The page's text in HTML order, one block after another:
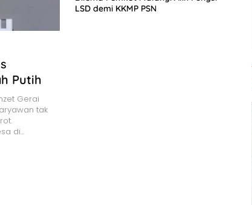
Putih
Gerai
tak
di…
LSD demi KKMP PSN